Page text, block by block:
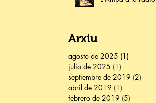
Arxiu
agosto de 2025 (1)
julio de 2025 (1)
septiembre de 2019 (2)
abril de 2019 (1)
febrero de 2019 (5)